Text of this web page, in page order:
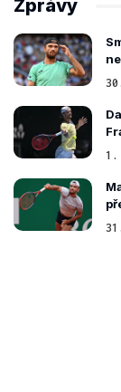
Zprávy
1.